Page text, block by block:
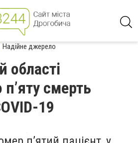
Надійне джерело
області
смерть
19